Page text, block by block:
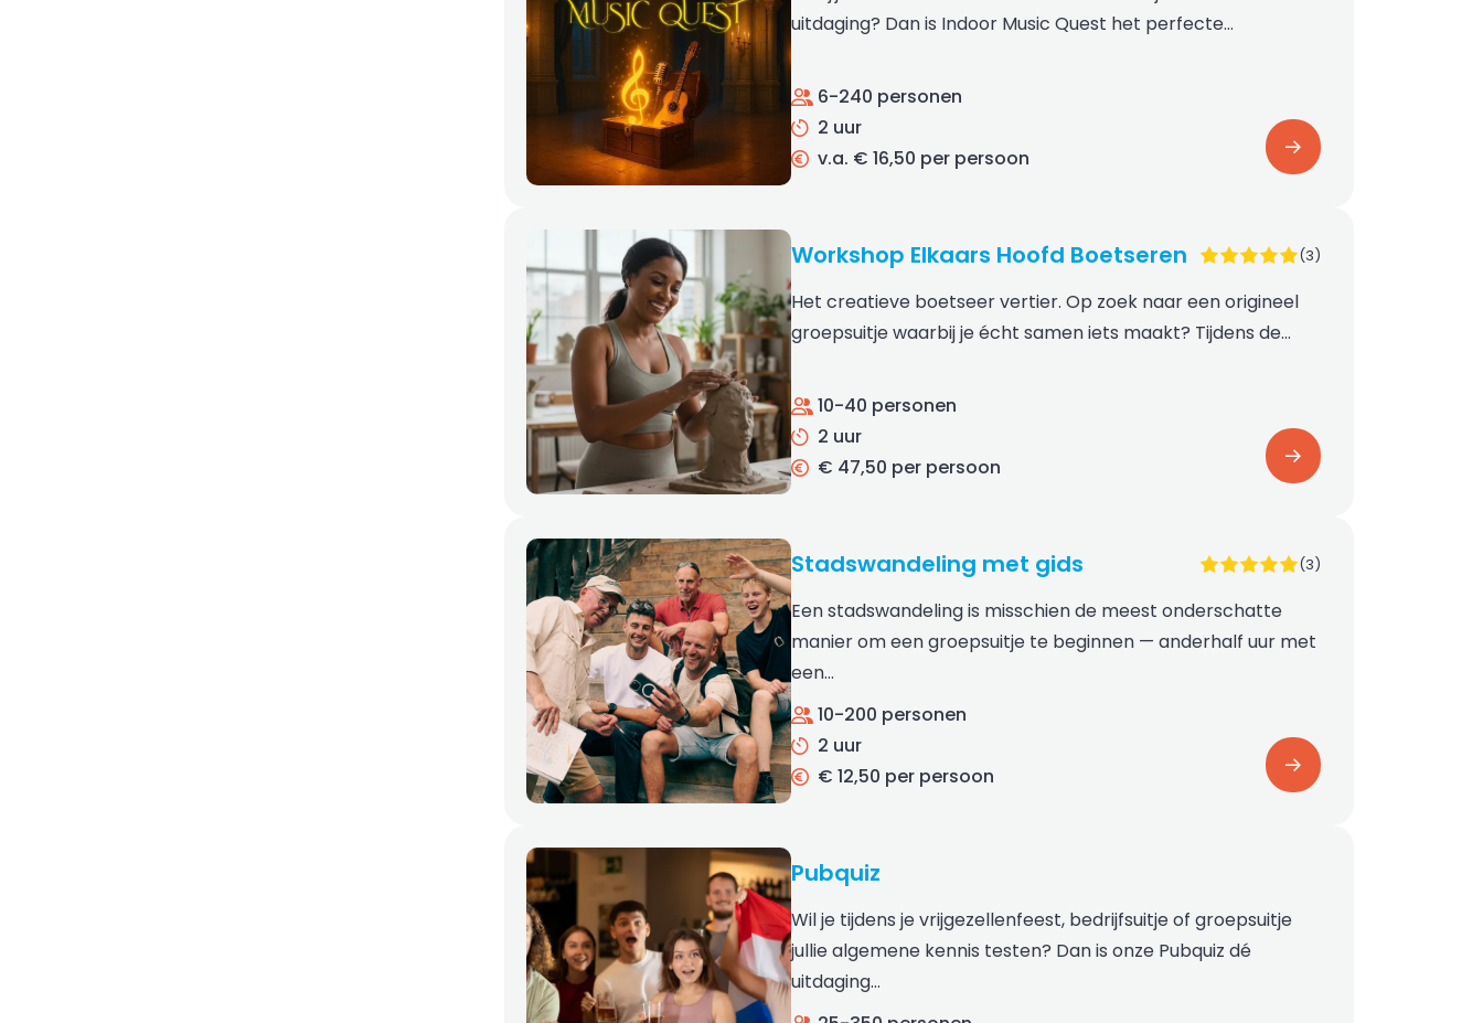
uitdaging? Dan is Indoor Music Quest het perfecte…
6-240 personen
2 uur
v.a. € 16,50 per persoon
Workshop Elkaars Hoofd Boetseren (3)
Het creatieve boetseer vertier. Op zoek naar een origineel
groepsuitje waarbij je écht samen iets maakt? Tijdens de…
10-40 personen
2 uur
€ 47,50 per persoon
Stadswandeling met gids (3)
Een stadswandeling is misschien de meest onderschatte
manier om een groepsuitje te beginnen — anderhalf uur met
een…
10-200 personen
2 uur
€ 12,50 per persoon
Pubquiz
Wil je tijdens je vrijgezellenfeest, bedrijfsuitje of groepsuitje
jullie algemene kennis testen? Dan is onze Pubquiz dé
uitdaging…